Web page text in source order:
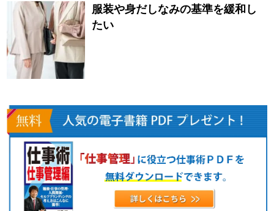
服装や身だしなみの基準を緩和し
たい